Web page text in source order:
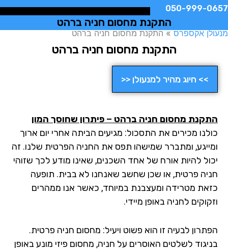
050-999-
התקנת מחסום חניה ברהט
אקספרס»התקנת מחסום חניה ברהט
התקנת מחסום חניה ברהט
>> חיוג מהיר למנעולן <<
מחסום חניה ברהט – פיתרון שחוסך המון
מכירים את התסכול: מגיעים הביתה אחרי יום ארוך
ומתברר שמישהו תפס את החניה הפרטית שלנו. זה
להיות אורח של אחד השכנים, שאינו מודע לכך שזוהי
פרטית, או שכן שחשב שאנחנו לא בבית. תופעה
מטרידה ומעצבנת במיוחד, כאשר אנו ממהרים
לחניה באופן מיידי.
לבעיה זו הוא פשוט ויעיל: מחסום חניה פרטית.
לשלטים האוסרים על חניה, מחסום פיזי מונע באופן